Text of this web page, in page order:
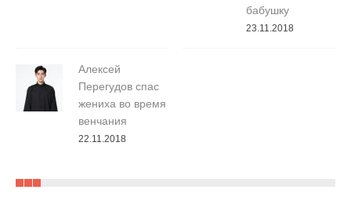
бабушку
23.11.2018
Алексей
Перегудов спас
жениха во время
венчания
22.11.2018